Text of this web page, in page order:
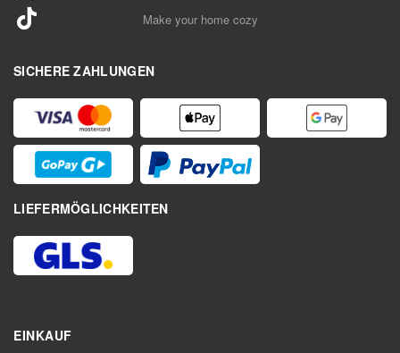
Make your home cozy
SICHERE ZAHLUNGEN
LIEFERMÖGLICHKEITEN
EINKAUF